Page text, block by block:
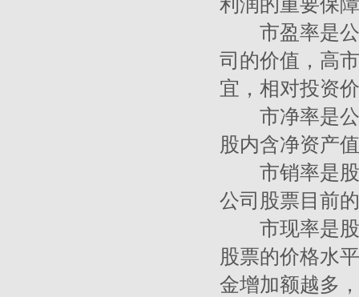
市盈率是公
司的价值，高
宜，相对投资
市净率是公
股内含净资产
市销率是股
公司股票目前
市现率是股
股票的价格水
金增加额越多